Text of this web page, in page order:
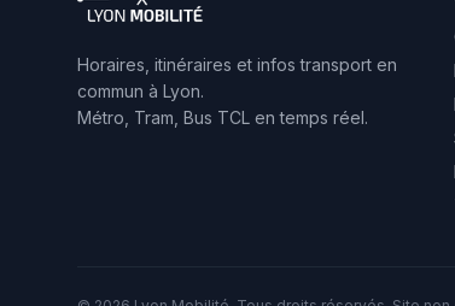
St-Clair Square Brosset
Horaires, itinéraires et infos transport en
commun à Lyon.
Métro, Tram, Bus TCL en temps réel.